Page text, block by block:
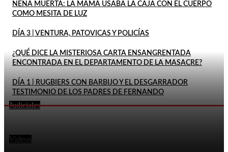
NENA MUERTA: LA MAMÁ USABA LA CAJA CON EL CUERPO
COMO MESITA DE LUZ
DÍA 3 | VENTURA, PATOVICAS Y POLICÍAS
¿QUÉ DICE LA MISTERIOSA CARTA ENSANGRENTADA
ENCONTRADA EN EL DEPARTAMENTO DE LA MASACRE?
DÍA 1 | RUGBIERS CON BARBIJO Y EL DESGARRADOR
TESTIMONIO DE LOS PADRES DE FERNANDO
Judiciales
UN...
Videos